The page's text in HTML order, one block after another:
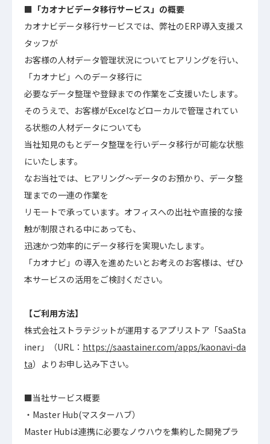
■「カオナビデータ移行サービス」の概要
カオナビデータ移行サービスでは、弊社のERP導入支援ス
タッフが
お客様の人材データ管理状況についてヒアリングを行い、
「カオナビ」へのデータ移行に
必要なデータ整理や登録までの作業をご支援いたします。
そのうえで、お客様がExcelなどローカルで管理されてい
る状態の人材データについても
当社知見のもとデータ整理を行いデータ移行が可能な状態
にいたします。
なお当社では、ヒアリング～データのお預かり、データ整
理までの一連の作業を
リモートで承っています。オフィスへの出社や直接的な接
触が制限される中にあっても、
迅速かつ効率的にデータ移行を実現いたします。
「カオナビ」の導入を進めたいとお考えのお客様は、ぜひ
本サービスの活用をご検討ください。
【ご利用方法】
株式会社ストラテジットが運用するアプリストア「SaaSta
iner」（URL： https://saastainer.com/apps/kaonavi-da
ta）よりお申し込み下さい。
■当社サービス概要
・Master Hub(マスターハブ）
Master Hubは連携に必要なノウハウを集約した開発プラ